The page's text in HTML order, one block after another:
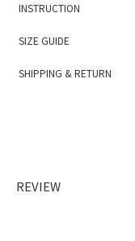
INSTRUCTION
SIZE GUIDE
SHIPPING & RETURN
REVIEW